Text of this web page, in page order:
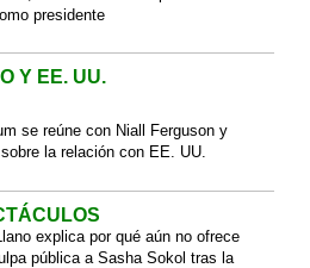
presidente
Y EE. UU.
se reúne con Niall Ferguson y
la relación con EE. UU.
explica por qué aún no ofrece
pública a Sasha Sokol tras la